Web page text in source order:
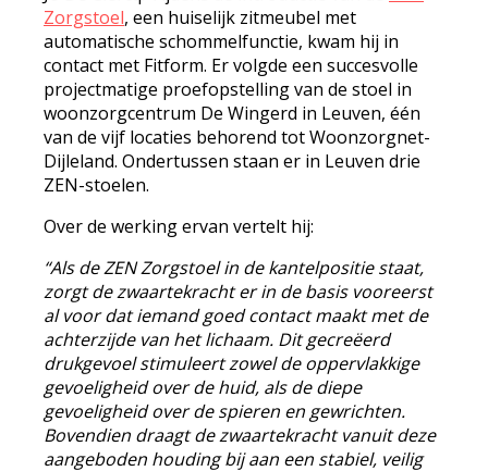
Zorgstoel, een huiselijk zitmeubel met
automatische schommelfunctie, kwam hij in
contact met Fitform. Er volgde een succesvolle
projectmatige proefopstelling van de stoel in
woonzorgcentrum De Wingerd in Leuven, één
van de vijf locaties behorend tot Woonzorgnet-
Dijleland. Ondertussen staan er in Leuven drie
ZEN-stoelen.
Over de werking ervan vertelt hij:
“Als de ZEN Zorgstoel in de kantelpositie staat,
zorgt de zwaartekracht er in de basis vooreerst
al voor dat iemand goed contact maakt met de
achterzijde van het lichaam. Dit gecreëerd
drukgevoel stimuleert zowel de oppervlakkige
gevoeligheid over de huid, als de diepe
gevoeligheid over de spieren en gewrichten.
Bovendien draagt de zwaartekracht vanuit deze
aangeboden houding bij aan een stabiel, veilig